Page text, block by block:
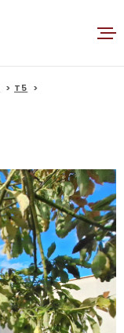
ALERTE
NOTRE
T5